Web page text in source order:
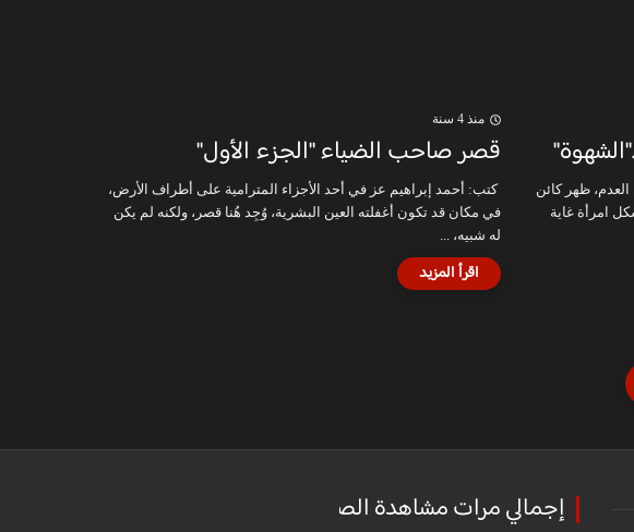
ظهر كائن
امرأة غاية
منذ 4 سنة
قصر صاحب الضياء "الجزء الأول"
كتب: أحمد إبراهيم عز في أحد الأجزاء المترامية على أطراف الأرض،
في مكان قد تكون أغفلته العين البشرية، وُجِد هُنا قصر، ولكنه لم يكن
له شبيه، ...
إجمالي مرات مشاهدة الصفحة